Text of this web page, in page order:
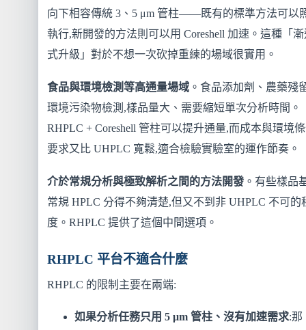
向下相容傳統 3、5 μm 管柱——既有的標準方法可以
執行,新開發的方法則可以用 Coreshell 加速。這種「
式升級」對於不想一次砍掉重練的場域很實用。
食品與環境檢測等高通量場域。食品添加劑、農藥殘
環境污染物檢測,樣品量大、需要縮短單次分析時間。
RHPLC + Coreshell 管柱可以提升通量,而成本與環境
要求又比 UHPLC 寬鬆,適合檢驗實驗室的運作節奏。
介於常規分析與極致解析之間的方法開發。有些樣品
常規 HPLC 分得不夠清楚,但又不到非 UHPLC 不可的
度。RHPLC 提供了這個中間選項。
RHPLC 平台不適合什麼
RHPLC 的限制主要在兩端:
如果分析任務只用 5 μm 管柱、沒有加速需求:那